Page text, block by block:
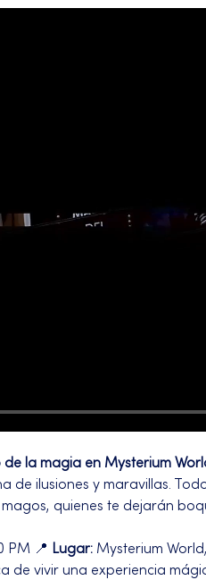
la magia en Mysterium
de ilusiones y maravillas.
quienes te dejarán
PM 📍 Lugar: Mysterium
de vivir una experiencia